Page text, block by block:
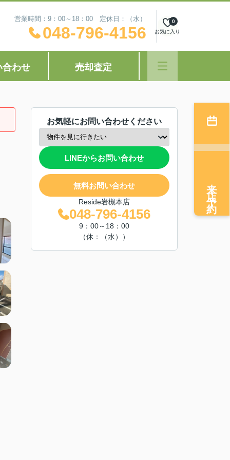
営業時間：9：00～18：00 定休日：（水）
048-796-4156 お気に入り
0
合わせ 売却査定
お気軽にお問い合わせください
LINEからお問い合わせ
無料お問い合わせ
Reside岩槻本店
048-796-4156
9：00～18：00
（休：（水））
来店予約